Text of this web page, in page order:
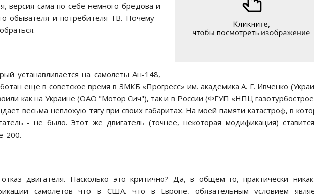
версия сама по себе немного бредова и
обывателя и потребителя ТВ. Почему -
устанавливается на самолеты Ан-148,
еще в советское время в ЗМКБ «Прогресс» им. академика А. Г. Ивченко
как на Украине (ОАО "Мотор Сич"), так и в России (ФГУП «НПЦ
весьма неплохую тягу при своих габаритах. На моей памяти катастроф, в
- не было. Этот же двигатель (точнее, некоторая модификация)
200.
двигателя. Насколько это критично? Да, в общем-то, практически
самолетов что в США, что в Европе, обязательным условием